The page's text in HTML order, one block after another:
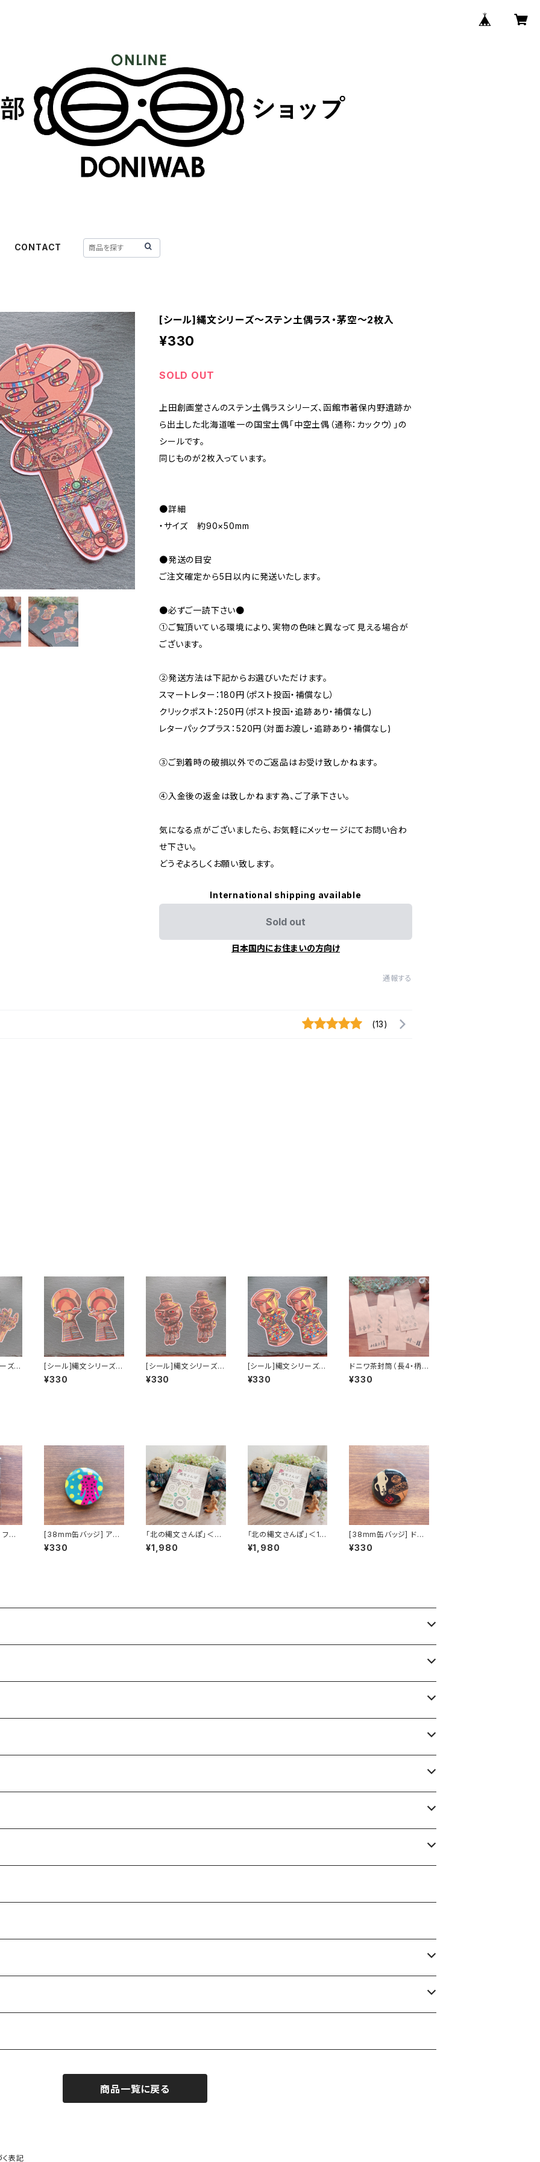
CONTACT
[シール]縄文シリーズ〜ステン土偶ラス・茅空〜2枚入
¥330
SOLD OUT
上田創画堂さんのステン土偶ラスシリーズ、函館市著保内野遺跡か
ら出土した北海道唯一の国宝土偶「中空土偶（通称：カックウ）」の
シールです。
同じものが2枚入っています。
●詳細
・サイズ 約90×50mm
●発送の目安
ご注文確定から5日以内に発送いたします。
●必ずご一読下さい●
①ご覧頂いている環境により、実物の色味と異なって見える場合が
ございます。
②発送方法は下記からお選びいただけます。
スマートレター：180円（ポスト投函・補償なし）
クリックポスト：250円（ポスト投函・追跡あり・補償なし)
レターパックプラス：520円（対面お渡し・追跡あり・補償なし)
③ご到着時の破損以外でのご返品はお受け致しかねます。
④入金後の返金は致しかねます為、ご了承下さい。
気になる点がございましたら、お気軽にメッセージにてお問い合わ
せ下さい。
どうぞよろしくお願い致します。
International shipping available
Sold out
日本国内にお住まいの方向け
通報する
(13)
ズ〜
[シール]縄文シリーズ〜
ステン土偶ラス・縄文女
神〜2枚入
¥330
[シール]縄文シリーズ〜
ステン土偶ラス・合掌〜
2枚入
¥330
[シール]縄文シリーズ〜
ステン土偶ラス・N30〜
2枚入
¥330
ドニワ茶封筒（長4・柄
違い6枚入）
¥330
ゴッ
[38mm缶バッジ] アナ
スタスタ ドット
¥330
「北の縄文さんぽ」＜4
冊まで：レターパックプ
ラス発送＞※限定ノベ
¥1,980
「北の縄文さんぽ」＜1冊
購入用：スマートレター
発送＞※限定ノベルテ
¥1,980
[38mm缶バッジ] ドニ
ワ 茶
¥330
商品一覧に戻る
表記